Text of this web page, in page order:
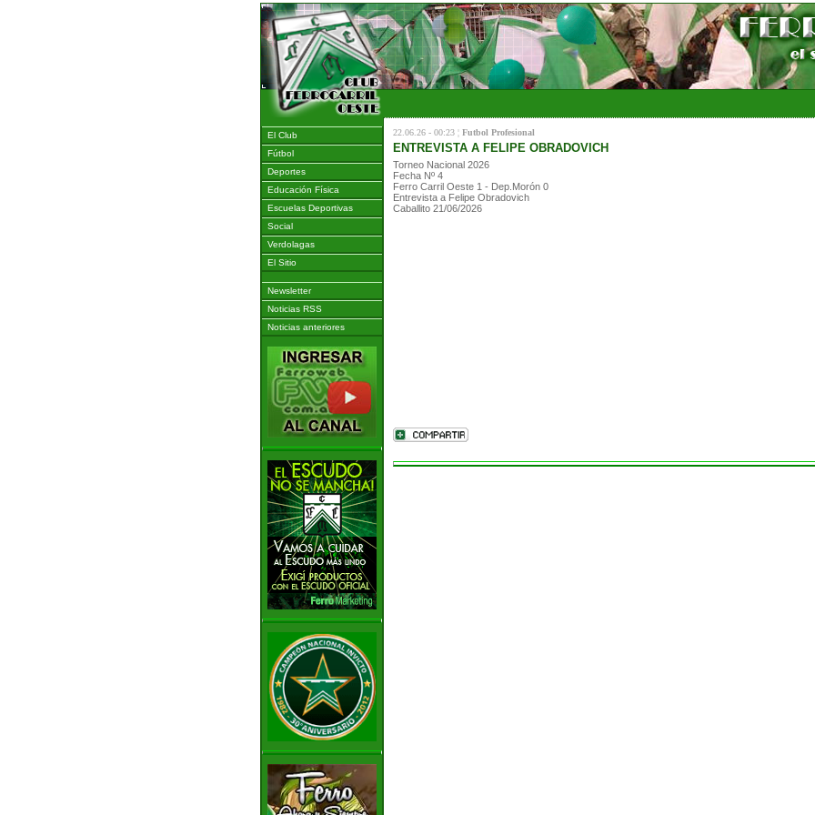
El Club
Fútbol
Deportes
Educación Física
Escuelas Deportivas
Social
Verdolagas
El Sitio
Newsletter
Noticias RSS
Noticias anteriores
22.06.26 - 00:23 ¦ Futbol Profesional
ENTREVISTA A FELIPE OBRADOVICH
Torneo Nacional 2026
Fecha Nº 4
Ferro Carril Oeste 1 - Dep.Morón 0
Entrevista a Felipe Obradovich
Caballito 21/06/2026